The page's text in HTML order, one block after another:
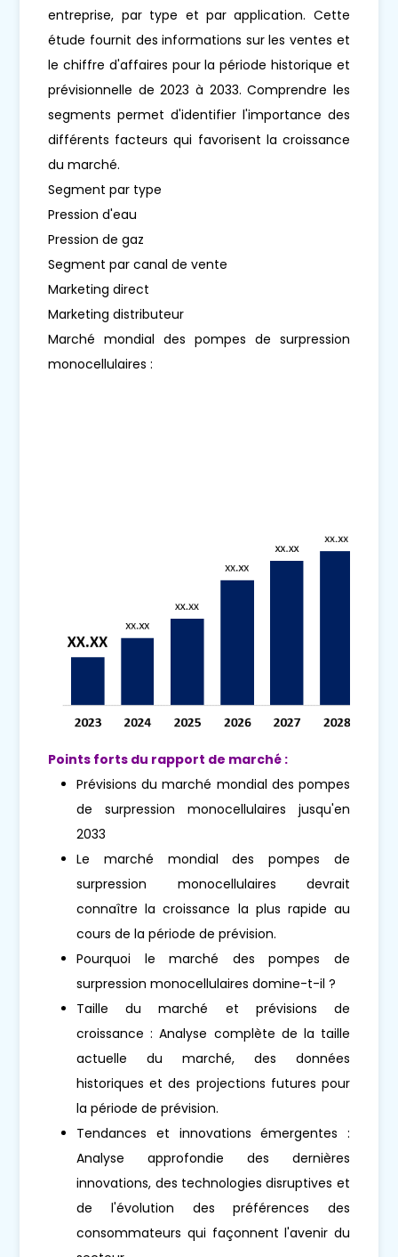
entreprise, par type et par application. Cette
étude fournit des informations sur les ventes et
le chiffre d'affaires pour la période historique et
prévisionnelle de 2023 à 2033. Comprendre les
segments permet d'identifier l'importance des
différents facteurs qui favorisent la croissance
du marché.
Segment par type
Pression d'eau
Pression de gaz
Segment par canal de vente
Marketing direct
Marketing distributeur
Marché mondial des pompes de surpression
monocellulaires :
Points forts du rapport de marché :
Prévisions du marché mondial des pompes
de surpression monocellulaires jusqu'en
2033
Le marché mondial des pompes de
surpression monocellulaires devrait
connaître la croissance la plus rapide au
cours de la période de prévision.
Pourquoi le marché des pompes de
surpression monocellulaires domine-t-il ?
Taille du marché et prévisions de
croissance : Analyse complète de la taille
actuelle du marché, des données
historiques et des projections futures pour
la période de prévision.
Tendances et innovations émergentes :
Analyse approfondie des dernières
innovations, des technologies disruptives et
de l'évolution des préférences des
consommateurs qui façonnent l'avenir du